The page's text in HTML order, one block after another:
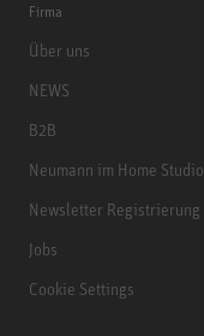
Firma
Über uns
NEWS
B2B
Neumann im Home Studio
Newsletter Registrierung
Jobs
Cookie Settings